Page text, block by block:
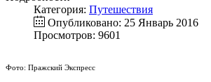
Категория: Путешествия
Опубликовано: 25 Январь 2016
Просмотров: 9601
Фото: Пражский Экспресс